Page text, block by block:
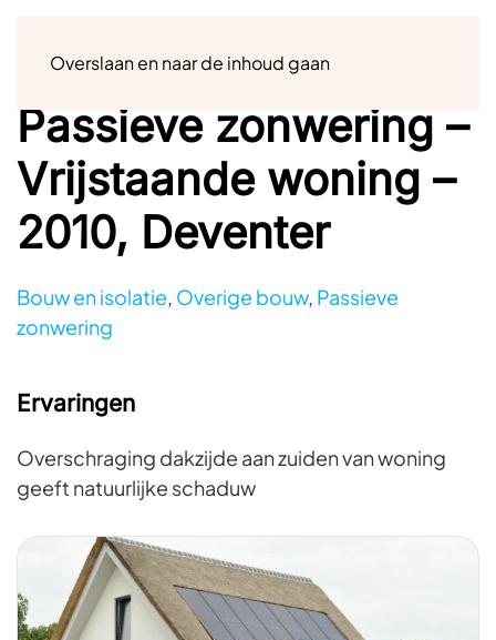
Overslaan en naar de inhoud gaan
Passieve zonwering –
Vrijstaande woning –
2010, Deventer
Bouw en isolatie, Overige bouw, Passieve
zonwering
Ervaringen
Overschraging dakzijde aan zuiden van woning
geeft natuurlijke schaduw